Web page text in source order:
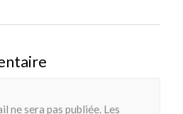
ne sera pas publiée. Les